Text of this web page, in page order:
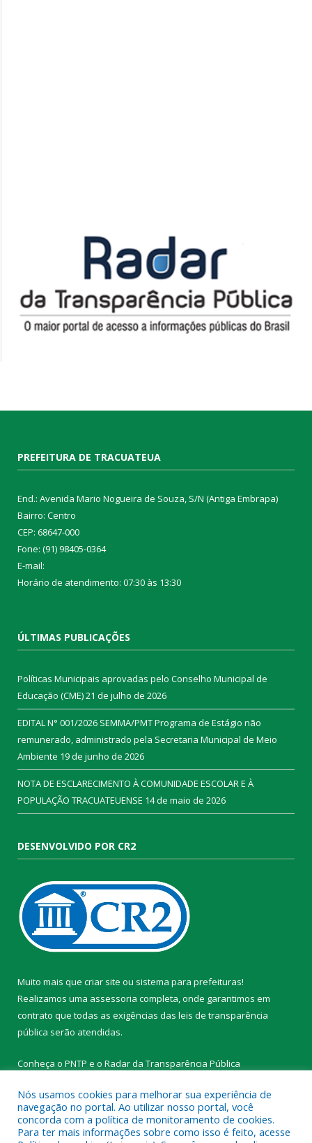
PREFEITURA DE TRACUATEUA
End.: Avenida Mario Nogueira de Souza, S/N (Antiga Embrapa)
Bairro: Centro
CEP: 68647-000
Fone: (91) 98405-0364
E-mail:
Horário de atendimento: 07:30 às 13:30
ÚLTIMAS PUBLICAÇÕES
Políticas Municipais aprovadas pelo Conselho Municipal de
Educação (CME)21 de julho de 2026
EDITAL N° 001/2026 SEMMA/PMT Programa de Estágio não
remunerado, administrado pela Secretaria Municipal de Meio
Ambiente 19 de junho de 2026
NOTA DE ESCLARECIMENTO À COMUNIDADE ESCOLAR E À
POPULAÇÃO TRACUATEUENSE 14 de maio de 2026
DESENVOLVIDO POR CR2
Muito mais que criar site ou sistema para prefeituras!
Realizamos uma assessoria completa, onde garantimos em
contrato que todas as exigências das leis de transparência
pública serão atendidas.
Conheça o PNTP e o Radar da Transparência Pública
Todos os direitos reservados a Prefeitura Municipal de
Nós usamos cookies para melhorar sua experiência de
navegação no portal. Ao utilizar nosso portal, você
concorda com a política de monitoramento de cookies.
Para ter mais informações sobre como isso é feito, acesse